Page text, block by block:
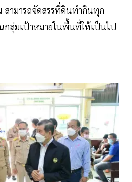
ามารถจัดสรรที่ดินทำกินทุก
กลุ่มเป้าหมายในพื้นที่ให้เป็นไป